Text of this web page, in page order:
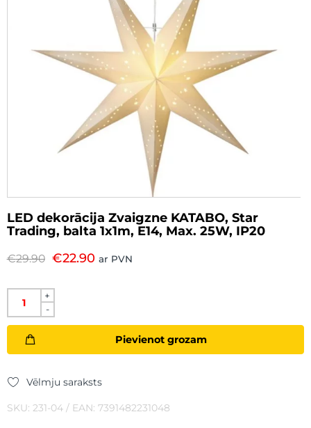
LED dekorācija Zvaigzne KATABO, Star
Trading, balta 1x1m, E14, Max. 25W, IP20
€29.90 €22.90 ar PVN
+
-
Pievienot grozam
Vēlmju saraksts
SKU: 231-04 / EAN: 7391482231048